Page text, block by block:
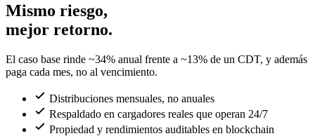
Mismo riesgo,
mejor retorno.
El caso base rinde ~34% anual frente a ~13% de un CDT, y además
paga cada mes, no al vencimiento.
Distribuciones mensuales, no anuales
Respaldado en cargadores reales que operan 24/7
Propiedad y rendimientos auditables en blockchain